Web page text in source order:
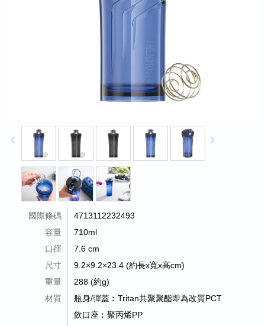
keyboard_arrow_left keyboard_arrow_right
國際條碼
4713112232493
容量
710ml
口徑
7.6 cm
尺寸
9.2×9.2×23.4 (約長x寬x高cm)
重量
288 (約g)
材質
瓶身/彈蓋︰Tritan共聚聚酯即為改質PCT
飲口座︰聚丙烯PP